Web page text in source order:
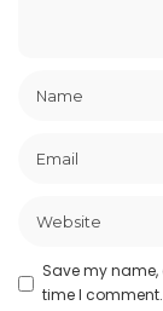
Save my name,
time I comment.